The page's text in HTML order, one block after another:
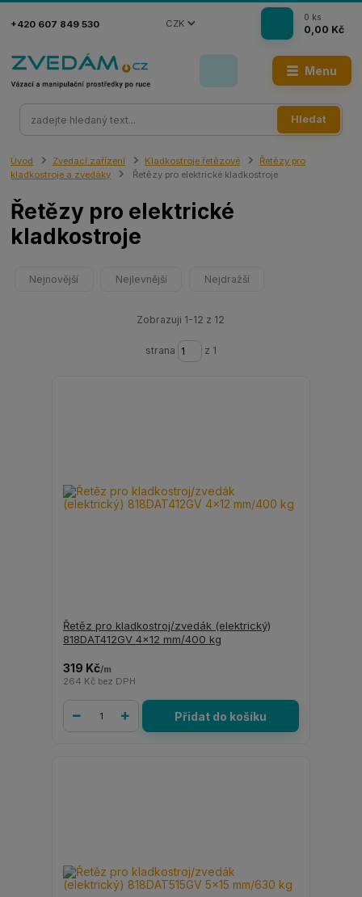
Menu
CZK
Hledat
+420 607 849 530
0 ks
0,00 Kč
Úvod Zvedací zařízení Kladkostroje řetězové
Řetězy pro
kladkostroje a zvedáky
Řetězy pro elektrické kladkostroje
Řetězy pro elektrické
kladkostroje
Nejnovější Nejlevnější Nejdražší
Zobrazuji 1-12 z 12
strana z 1
Řetěz pro kladkostroj/zvedák (elektrický)
818DAT412GV 4x12 mm/400 kg
319 Kč/m
264 Kč bez DPH
Přidat do košíku